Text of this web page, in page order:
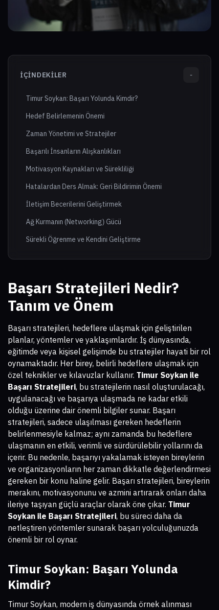
İÇINDEKILER -
Timur Soykan: Başarı Yolunda Kimdir?
Hedef Belirlemenin Önemi
Zaman Yönetimi ve Stratejiler
Başarılı İnsanların Alışkanlıkları
Motivasyon Kaynakları ve Sürekliliği
Hatalardan Ders Almak: Geri Bildirimin Önemi
İletişim Becerilerini Geliştirmek
Ağ Kurmanın (Networking) Gücü
Sürekli Öğrenme ve Kendini Geliştirme
Başarı Stratejileri Nedir?
Tanım ve Önem
Başarı stratejileri, hedeflere ulaşmak için geliştirilen
planlar, yöntemler ve yaklaşımlardır. İş dünyasında,
eğitimde veya kişisel gelişimde bu stratejiler hayati bir rol
oynamaktadır. Her birey, belirli hedeflere ulaşmak için
özel teknikler ve kılavuzlar kullanır. Timur Soykan ile
Başarı Stratejileri, bu stratejilerin nasıl oluşturulacağı,
uygulanacağı ve başarıya ulaşmada ne kadar etkili
olduğu üzerine dair önemli bilgiler sunar. Başarı
stratejileri, sadece ulaşılması gereken hedeflerin
belirlenmesiyle kalmaz; aynı zamanda bu hedeflere
ulaşmanın en etkili, verimli ve sürdürülebilir yollarını da
içerir. Bu nedenle, başarıyı yakalamak isteyen bireylerin
ve organizasyonların her zaman dikkatle değerlendirmesi
gereken bir konu haline gelir. Başarı stratejileri, bireylerin
merakını, motivasyonunu ve azmini artırarak onları daha
ileriye taşıyan güçlü araçlar olarak öne çıkar. Timur
Soykan ile Başarı Stratejileri, bu süreci daha da
netleştiren yöntemler sunarak başarı yolculuğunuzda
önemli bir rol oynar.
Timur Soykan: Başarı Yolunda
Kimdir?
Timur Soykan, modern iş dünyasında örnek alınması